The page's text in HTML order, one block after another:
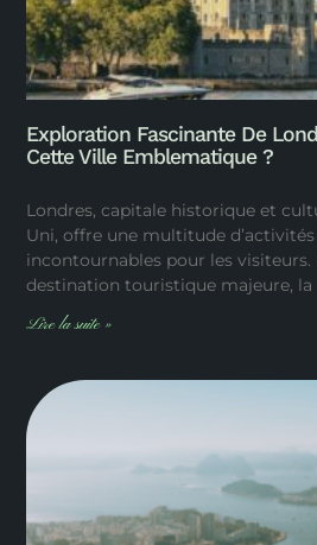
Exploration Fascinante De
Cette Ville Emblematique ?
Londres, capitale historique et
Uni, offre une multitude
incontournables pour les visiteurs.
destination touristique majeure, la
Lire la suite »